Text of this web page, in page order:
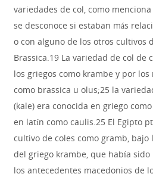
variedades de col, como
se desconoce si estaban más
o con alguno de los otros cultivos
Brassica.19 La variedad de col de
los griegos como krambe y por los
como brassica u olus;25 la
(kale) era conocida en griego
en latín como caulis.25 El Egipto
cultivo de coles como gramb, bajo
del griego krambe, que había
los antecedentes macedonios de